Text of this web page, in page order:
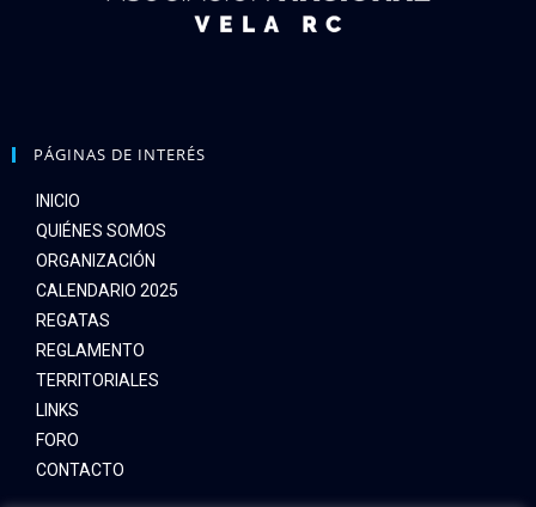
PÁGINAS DE INTERÉS
INICIO
QUIÉNES SOMOS
ORGANIZACIÓN
CALENDARIO 2025
REGATAS
REGLAMENTO
TERRITORIALES
LINKS
FORO
CONTACTO